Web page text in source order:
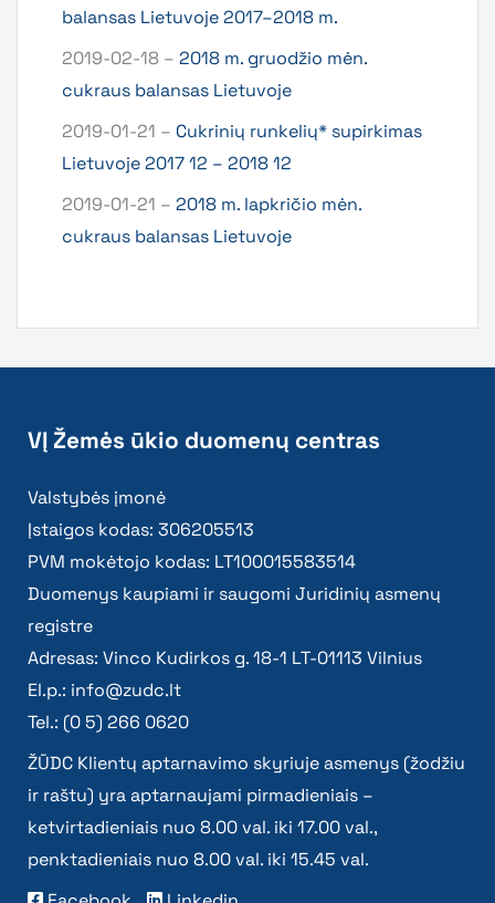
balansas Lietuvoje 2017–2018 m.
2019-02-18 – 2018 m. gruodžio mėn.
cukraus balansas Lietuvoje
2019-01-21 – Cukrinių runkelių* supirkimas
Lietuvoje 2017 12 – 2018 12
2019-01-21 – 2018 m. lapkričio mėn.
cukraus balansas Lietuvoje
VĮ Žemės ūkio duomenų centras
Valstybės įmonė
Įstaigos kodas: 306205513
PVM mokėtojo kodas: LT100015583514
Duomenys kaupiami ir saugomi Juridinių asmenų
registre
Adresas: Vinco Kudirkos g. 18-1 LT-01113 Vilnius
El.p.: info@zudc.lt
Tel.: (0 5) 266 0620
ŽŪDC Klientų aptarnavimo skyriuje asmenys (žodžiu
ir raštu) yra aptarnaujami pirmadieniais –
ketvirtadieniais nuo 8.00 val. iki 17.00 val.,
penktadieniais nuo 8.00 val. iki 15.45 val.